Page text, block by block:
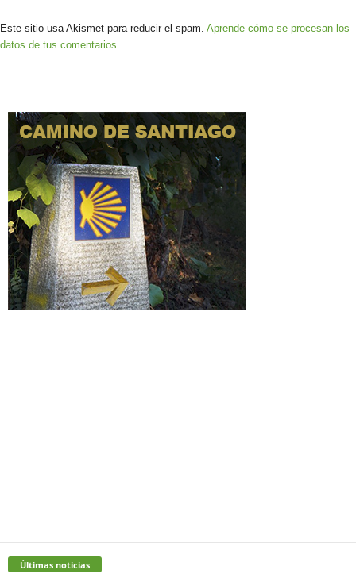
Este sitio usa Akismet para reducir el spam. Aprende cómo se procesan los
datos de tus comentarios.
Últimas noticias